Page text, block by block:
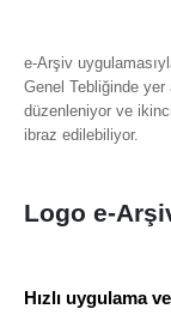
e-Arşiv
Genel Tebliğinde
düzenleniyor ve
ibraz edilebiliyor.
Logo e-
Hızlı uygulama